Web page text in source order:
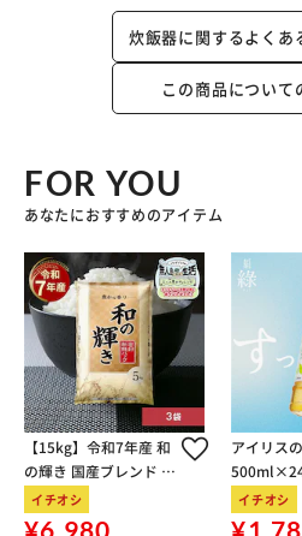
炊飯器に関するよくあ
この商品について
FOR YOU
あなたにおすすめのアイテム
【15kg】令和7年産 和
の輝き 国産ブレンド 5
kg×3袋
イチオシ
¥6,980
アイリス
100％使用
イチオシ